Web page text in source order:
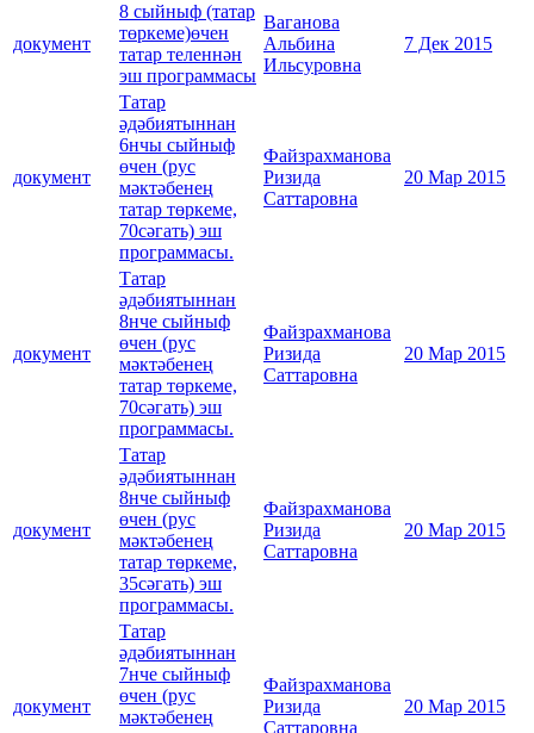
документ
8 сыйныф (татар
төркеме)өчен
татар теленнән
эш программасы
Ваганова
Альбина
Ильсуровна
7 Дек 2015
документ
Татар
әдәбиятыннан
6нчы сыйныф
өчен (рус
мәктәбенең
татар төркеме,
70сәгать) эш
программасы.
Файзрахманова
Ризида
Саттаровна
20 Мар 2015
документ
Татар
әдәбиятыннан
8нче сыйныф
өчен (рус
мәктәбенең
татар төркеме,
70сәгать) эш
программасы.
Файзрахманова
Ризида
Саттаровна
20 Мар 2015
документ
Татар
әдәбиятыннан
8нче сыйныф
өчен (рус
мәктәбенең
татар төркеме,
35сәгать) эш
программасы.
Файзрахманова
Ризида
Саттаровна
20 Мар 2015
документ
Татар
әдәбиятыннан
7нче сыйныф
өчен (рус
мәктәбенең
Файзрахманова
Ризида
Саттаровна
20 Мар 2015